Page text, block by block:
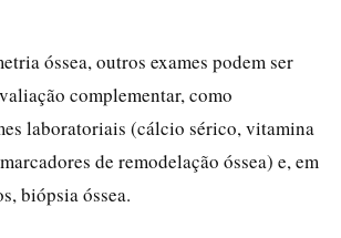
óssea, outros exames podem ser
complementar, como
laboratoriais (cálcio sérico, vitamina
de remodelação óssea) e, em
biópsia óssea.